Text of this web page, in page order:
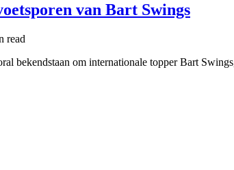
van Bart Swings
read
bekendstaan om internationale topper Bart